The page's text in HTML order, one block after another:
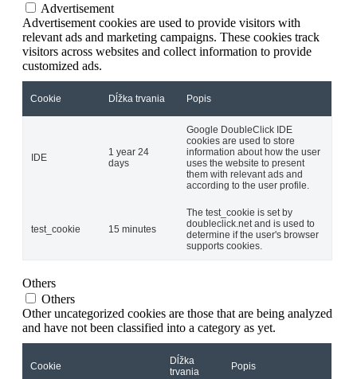
Advertisement
Advertisement cookies are used to provide visitors with
relevant ads and marketing campaigns. These cookies track
visitors across websites and collect information to provide
customized ads.
Cookie Dĺžka trvania Popis
IDE
1 year 24
days
Google DoubleClick IDE
cookies are used to store
information about how the user
uses the website to present
them with relevant ads and
according to the user profile.
test_cookie 15 minutes
The test_cookie is set by
doubleclick.net and is used to
determine if the user's browser
supports cookies.
Others
Others
Other uncategorized cookies are those that are being analyzed
and have not been classified into a category as yet.
Cookie
Dĺžka
trvania
Popis